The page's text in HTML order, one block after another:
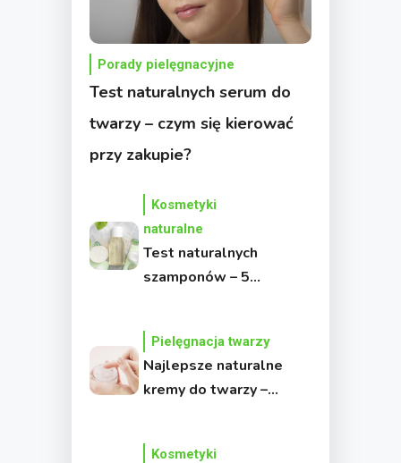
Porady pielęgnacyjne
Test naturalnych serum do
twarzy – czym się kierować
przy zakupie?
Kosmetyki
naturalne
Test naturalnych
szamponów – 5
znać!
Pielęgnacja twarzy
Najlepsze naturalne
kremy do twarzy –
Kosmetyki